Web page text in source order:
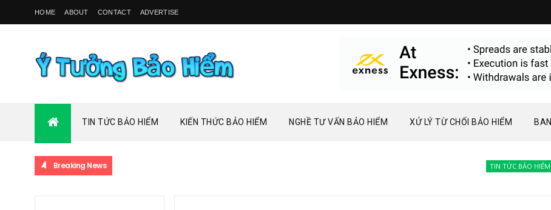
HOME ABOUT CONTACT ADVERTISE
TIN TỨC BẢO HIỂM KIẾN THỨC BẢO HIỂM NGHỀ TƯ VẤN BẢO HIỂM XỬ LÝ TỪ CHỐI BẢO HIỂM
Breaking News TIN TỨC BẢO HIỂM